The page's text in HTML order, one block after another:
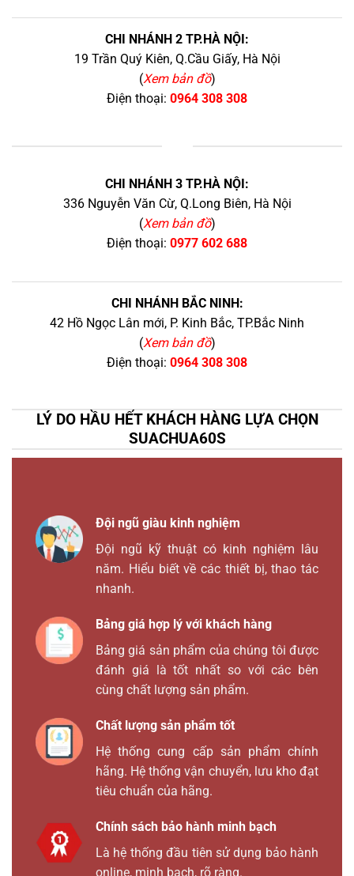
CHI NHÁNH 2 TP.HÀ NỘI:
19 Trần Quý Kiên, Q.Cầu Giấy, Hà Nội
(Xem bản đồ)
Điện thoại: 0964 308 308
CHI NHÁNH 3 TP.HÀ NỘI:
336 Nguyễn Văn Cừ, Q.Long Biên, Hà Nội
(Xem bản đồ)
Điện thoại: 0977 602 688
CHI NHÁNH BẮC NINH:
42 Hồ Ngọc Lân mới, P. Kinh Bắc, TP.Bắc Ninh
(Xem bản đồ)
Điện thoại: 0964 308 308
LÝ DO HẦU HẾT KHÁCH HÀNG LỰA CHỌN
SUACHUA60S
Đội ngũ giàu kinh nghiệm
Đội ngũ kỹ thuật có kinh nghiệm lâu
năm. Hiểu biết về các thiết bị, thao tác
nhanh.
Bảng giá hợp lý với khách hàng
Bảng giá sản phẩm của chúng tôi được
đánh giá là tốt nhất so với các bên
cùng chất lượng sản phẩm.
Chất lượng sản phẩm tốt
Hệ thống cung cấp sản phẩm chính
hãng. Hệ thống vận chuyển, lưu kho đạt
tiêu chuẩn của hãng.
Chính sách bảo hành minh bạch
Là hệ thống đầu tiên sử dụng bảo hành
online, minh bạch, rõ ràng.